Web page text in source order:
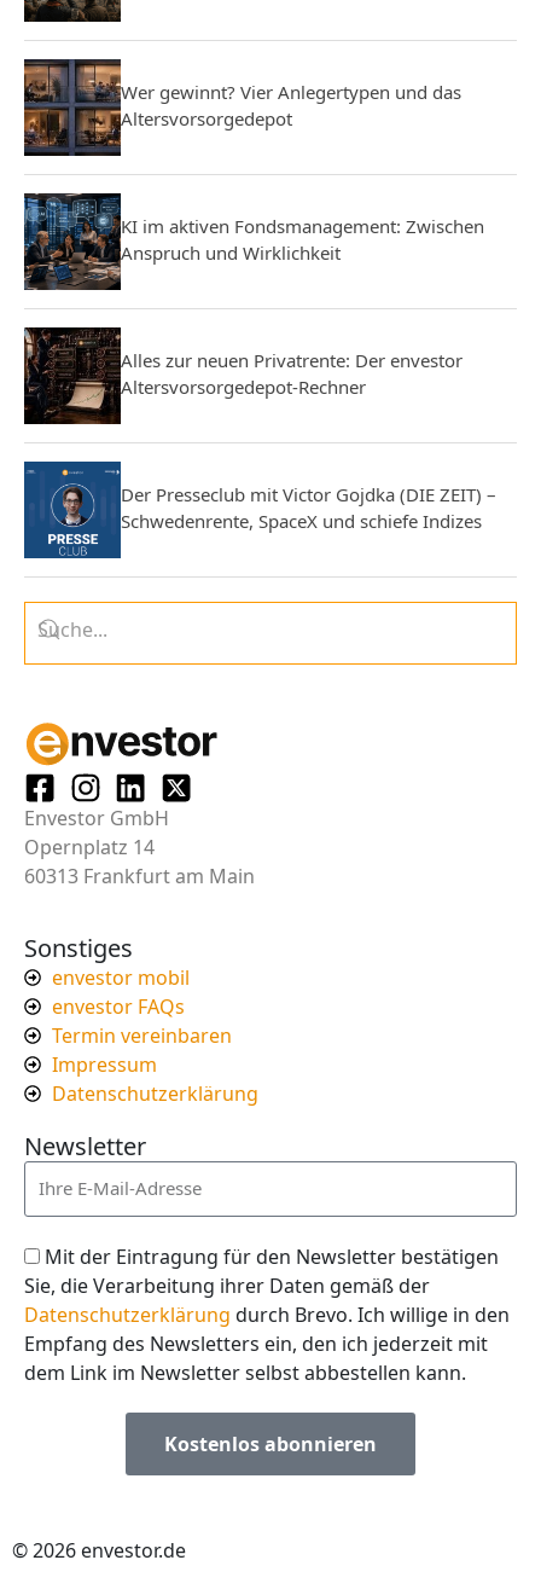
Wer gewinnt? Vier Anlegertypen und das
Altersvorsorgedepot
KI im aktiven Fondsmanagement: Zwischen
Anspruch und Wirklichkeit
Alles zur neuen Privatrente: Der envestor
Altersvorsorgedepot-Rechner
Der Presseclub mit Victor Gojdka (DIE ZEIT) –
Schwedenrente, SpaceX und schiefe Indizes
Envestor GmbH
Opernplatz 14
60313 Frankfurt am Main
Sonstiges
envestor mobil
envestor FAQs
Termin vereinbaren
Impressum
Datenschutzerklärung
Newsletter
Mit der Eintragung für den Newsletter bestätigen
Sie, die Verarbeitung ihrer Daten gemäß der
Datenschutzerklärung durch Brevo. Ich willige in den
Empfang des Newsletters ein, den ich jederzeit mit
dem Link im Newsletter selbst abbestellen kann.
Kostenlos abonnieren
© 2026 envestor.de